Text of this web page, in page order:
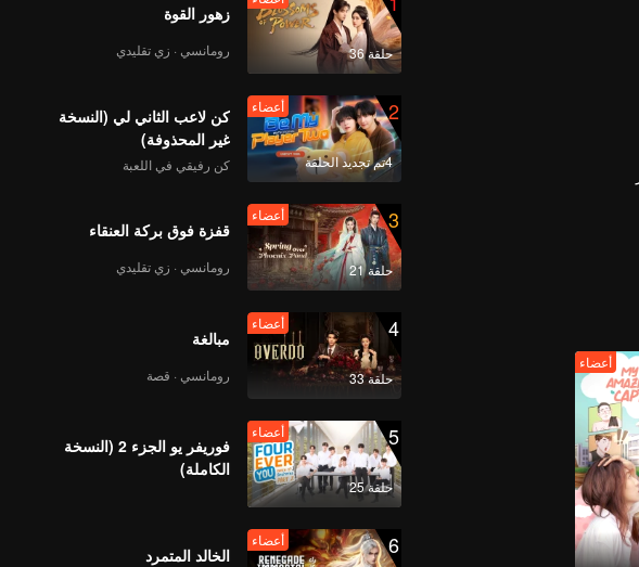
أعضاء
حلقة 36
زهور القوة
رومانسي · زي تقليدي
2
4تم تجديد الحلقة
أعضاء
كن لاعب الثاني لي (النسخة
غير المحذوفة)
كن رفيقي في اللعبة
3
حلقة 21
أعضاء
قفزة فوق بركة العنقاء
رومانسي · زي تقليدي
4
حلقة 33
أعضاء
مبالغة
رومانسي · قصة
5
حلقة 25
أعضاء
فوريفر يو الجزء 2 (النسخة
الكاملة)
6 أعضاء
الخالد المتمرد